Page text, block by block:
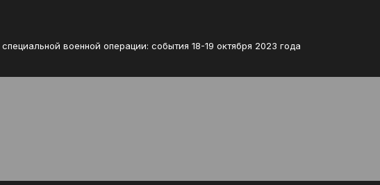
военной операции: события 18-19 октября 2023 года